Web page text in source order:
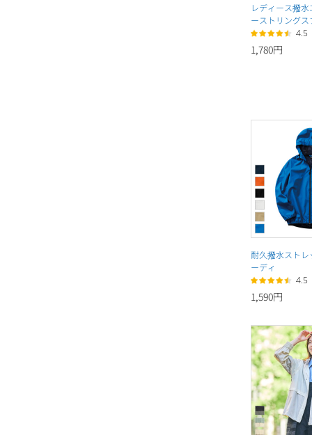
レディース撥
ーストリングス
4.5
1,780円
耐久撥水スト
ーディ
4.5
1,590円